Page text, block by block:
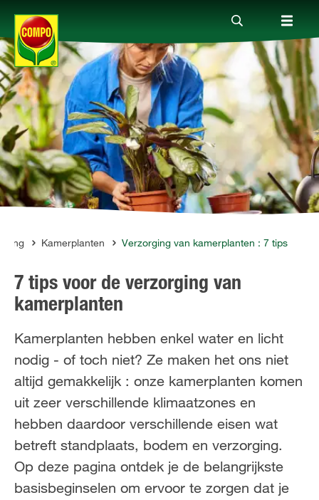
Producten
Advies
Thema's
Tot je dienst
Onderneming
Kamerplanten Verzorging van kamerplanten : 7 tips
7 tips voor de verzorging van
kamerplanten
Kamerplanten hebben enkel water en licht
nodig - of toch niet? Ze maken het ons niet
altijd gemakkelijk : onze kamerplanten komen
uit zeer verschillende klimaatzones en
hebben daardoor verschillende eisen wat
betreft standplaats, bodem en verzorging.
Op deze pagina ontdek je de belangrijkste
basisbeginselen om ervoor te zorgen dat je